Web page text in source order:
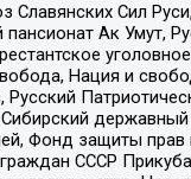
Славянских Сил
пансионат Ак Умут,
Нация и
Фонд защиты
СССР